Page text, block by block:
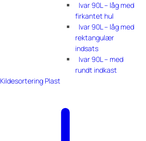
Ivar 90L – låg med
firkantet hul
Ivar 90L – låg med
rektangulær
indsats
Ivar 90L – med
rundt indkast
Kildesortering Plast